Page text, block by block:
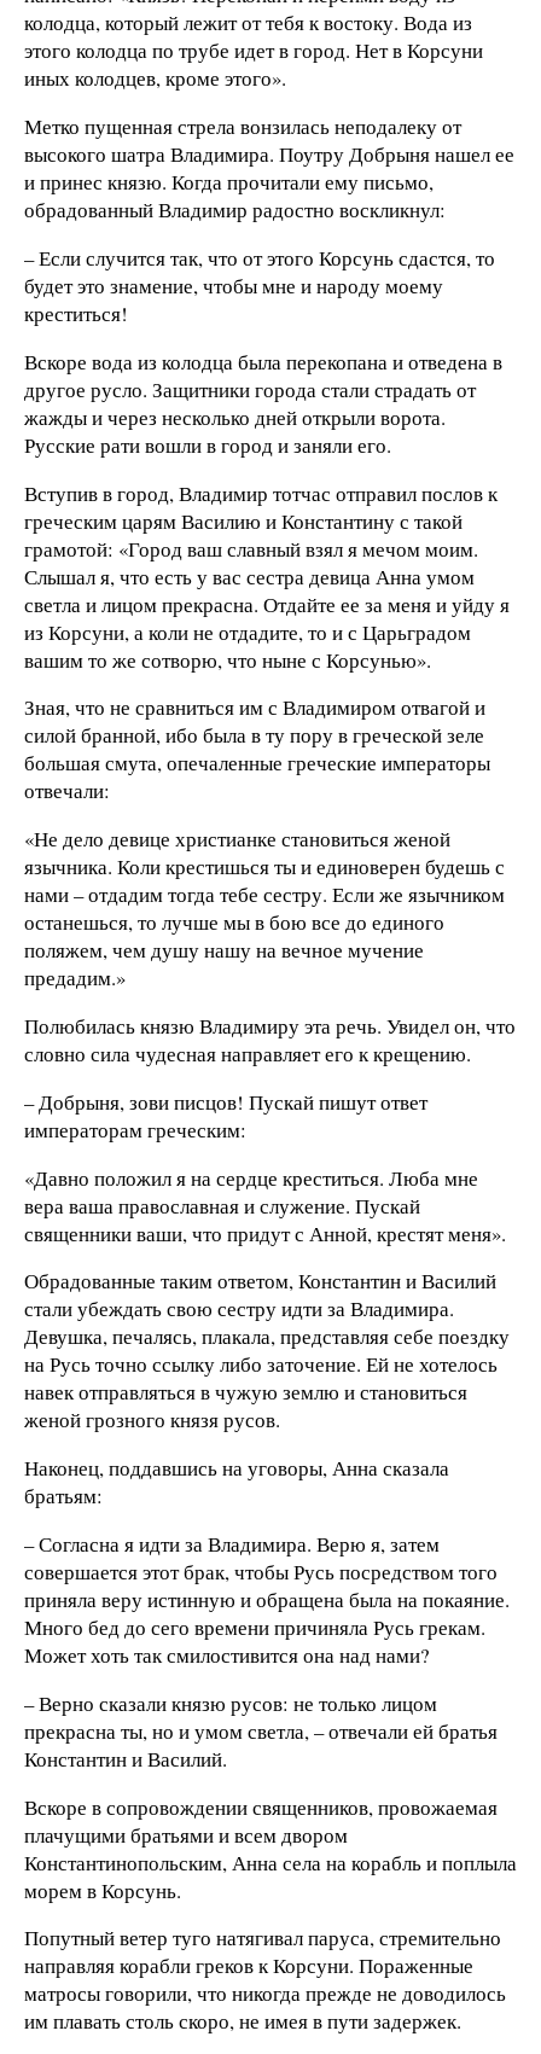
колодца, который лежит от тебя к востоку. Вода из
этого колодца по трубе идет в город. Нет в Корсуни
иных колодцев, кроме этого».
Метко пущенная стрела вонзилась неподалеку от
высокого шатра Владимира. Поутру Добрыня нашел ее
и принес князю. Когда прочитали ему письмо,
обрадованный Владимир радостно воскликнул:
– Если случится так, что от этого Корсунь сдастся, то
будет это знамение, чтобы мне и народу моему
креститься!
Вскоре вода из колодца была перекопана и отведена в
другое русло. Защитники города стали страдать от
жажды и через несколько дней открыли ворота.
Русские рати вошли в город и заняли его.
Вступив в город, Владимир тотчас отправил послов к
греческим царям Василию и Константину с такой
грамотой: «Город ваш славный взял я мечом моим.
Слышал я, что есть у вас сестра девица Анна умом
светла и лицом прекрасна. Отдайте ее за меня и уйду я
из Корсуни, а коли не отдадите, то и с Царьградом
вашим то же сотворю, что ныне с Корсунью».
Зная, что не сравниться им с Владимиром отвагой и
силой бранной, ибо была в ту пору в греческой зеле
большая смута, опечаленные греческие императоры
отвечали:
«Не дело девице христианке становиться женой
язычника. Коли крестишься ты и единоверен будешь с
нами – отдадим тогда тебе сестру. Если же язычником
останешься, то лучше мы в бою все до единого
поляжем, чем душу нашу на вечное мучение
предадим.»
Полюбилась князю Владимиру эта речь. Увидел он, что
словно сила чудесная направляет его к крещению.
– Добрыня, зови писцов! Пускай пишут ответ
императорам греческим:
«Давно положил я на сердце креститься. Люба мне
вера ваша православная и служение. Пускай
священники ваши, что придут с Анной, крестят меня».
Обрадованные таким ответом, Константин и Василий
стали убеждать свою сестру идти за Владимира.
Девушка, печалясь, плакала, представляя себе поездку
на Русь точно ссылку либо заточение. Ей не хотелось
навек отправляться в чужую землю и становиться
женой грозного князя русов.
Наконец, поддавшись на уговоры, Анна сказала
братьям:
– Согласна я идти за Владимира. Верю я, затем
совершается этот брак, чтобы Русь посредством того
приняла веру истинную и обращена была на покаяние.
Много бед до сего времени причиняла Русь грекам.
Может хоть так смилостивится она над нами?
– Верно сказали князю русов: не только лицом
прекрасна ты, но и умом светла, – отвечали ей братья
Константин и Василий.
Вскоре в сопровождении священников, провожаемая
плачущими братьями и всем двором
Константинопольским, Анна села на корабль и поплыла
морем в Корсунь.
Попутный ветер туго натягивал паруса, стремительно
направляя корабли греков к Корсуни. Пораженные
матросы говорили, что никогда прежде не доводилось
им плавать столь скоро, не имея в пути задержек.